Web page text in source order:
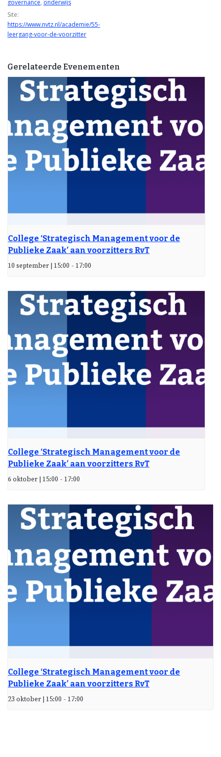
governance, onderwijs
Site:
https://www.nvtz.nl/academie/55-
leergang-voor-de-voorzitter
Gerelateerde Evenementen
College ‘Strategisch Management voor de
Publieke Zaak’ aan voorzitters RvT
10 september | 15:00 - 17:00
College ‘Strategisch Management voor de
Publieke Zaak’ aan voorzitters RvT
6 oktober | 15:00 - 17:00
College ‘Strategisch Management voor de
Publieke Zaak’ aan voorzitters RvT
23 oktober | 15:00 - 17:00